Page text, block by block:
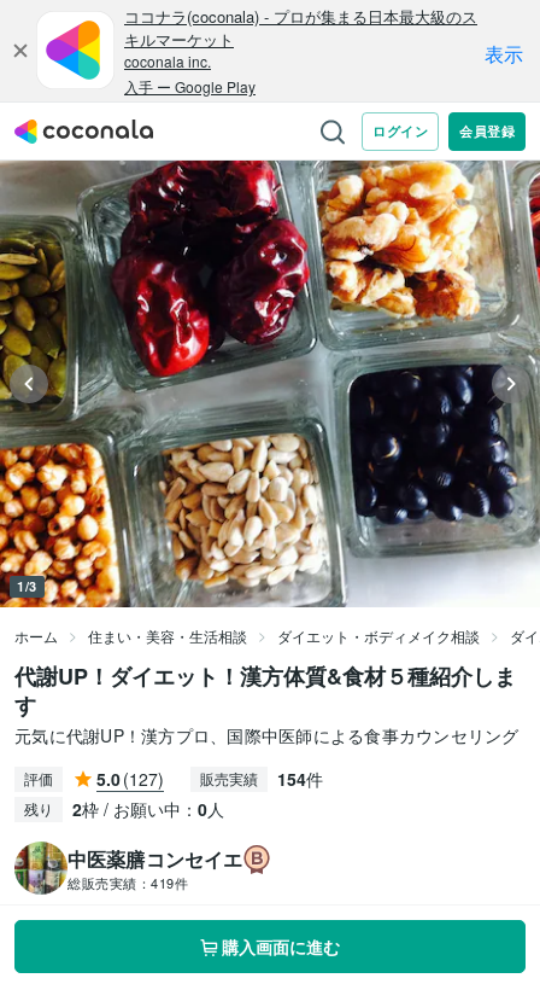
1/3
ホーム 住まい・美容・生活相談 ダイエット・ボディメイク相談 ダ
代謝UP！ダイエット！漢方体質&食材５種紹介しま
す
元気に代謝UP！漢方プロ、国際中医師による食事カウンセリング
評価 5.0(127) 販売実績 154件
残り 2枠 / お願い中： 0人
中医薬膳コンセイエ
総販売実績： 419件
購入画面に進む